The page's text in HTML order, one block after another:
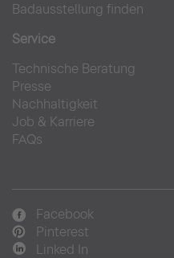
Badausstellung finden
Service
Technische Beratung
Presse
Nachhaltigkeit
Job & Karriere
FAQs
Facebook
Pinterest
Linked In